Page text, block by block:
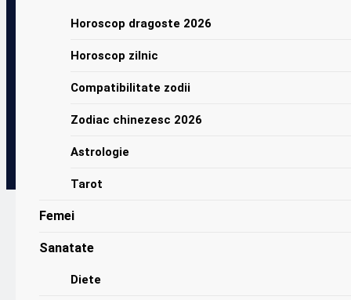
Horoscop dragoste 2026
Horoscop zilnic
Compatibilitate zodii
Zodiac chinezesc 2026
Astrologie
Tarot
Femei
Sanatate
Diete
PC de birou vs.
laptop